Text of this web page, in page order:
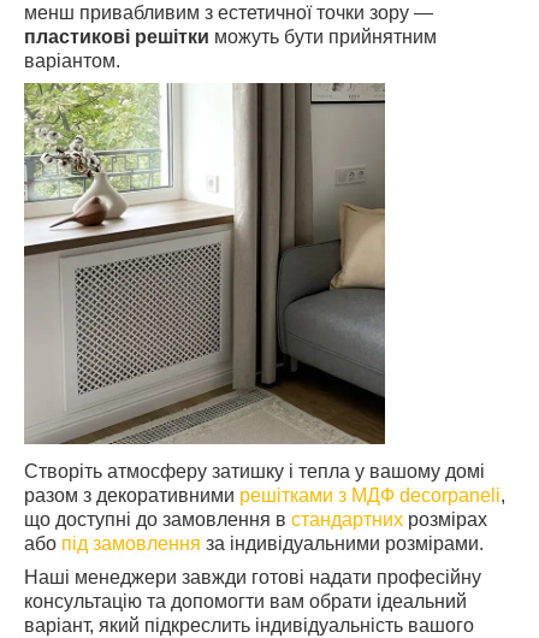
менш привабливим з естетичної точки зору —
пластикові решітки можуть бути прийнятним
варіантом.
Створіть атмосферу затишку і тепла у вашому домі
разом з декоративними решітками з МДФ decorpaneli,
що доступні до замовлення в стандартних розмірах
або під замовлення за індивідуальними розмірами.
Наші менеджери завжди готові надати професійну
консультацію та допомогти вам обрати ідеальний
варіант, який підкреслить індивідуальність вашого